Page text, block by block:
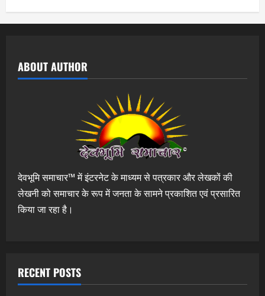
ABOUT AUTHOR
देवभूमि समाचार™ में इंटरनेट के माध्यम से पत्रकार और लेखकों की
लेखनी को समाचार के रूप में जनता के सामने प्रकाशित एवं प्रसारित
किया जा रहा है।
RECENT POSTS